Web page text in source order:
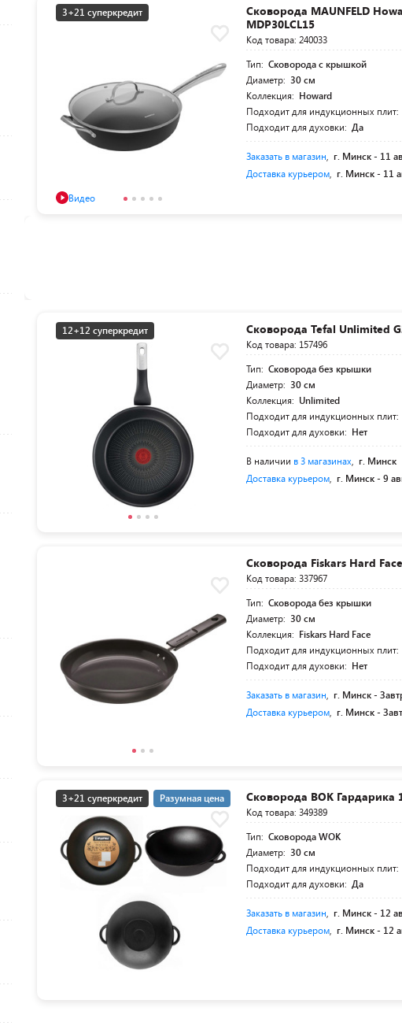
3+21 суперкредит
Видео
Сковорода MAUNFELD
MDP30LCL15
Код товара: 240033
Тип: Сковорода с крышкой
Диаметр: 30 см
Коллекция: Howard
Подходит для индукционных плит:
Подходит для духовки: Да
Заказать в магазин г. Минск - 11
Доставка курьером г. Минск - 11
12+12 суперкредит Сковорода Tefal Unlimited
Код товара: 157496
Тип: Сковорода без крышки
Диаметр: 30 см
Коллекция: Unlimited
Подходит для индукционных плит:
Подходит для духовки: Нет
В наличии в 3 магазинах, г. Минск
Доставка курьером, г. Минск -9
Сковорода Fiskars Hard
Код товара: 337967
Тип: Сковорода без крышки
Диаметр: 30 см
Коллекция: Fiskars Hard Face
Подходит для индукционных плит:
Подходит для духовки: Нет
Заказать в магазин, г. Минск -
Доставка курьером, г. Минск -
3+21 суперкредит Разумная цена Сковорода ВОК Гардарика
Код товара: 349389
Тип: Сковорода WOK
Диаметр: 30 см
Подходит для индукционных плит:
Подходит для духовки: Да
Заказать в магазин, г. Минск - 12
Доставка курьером, г. Минск - 12